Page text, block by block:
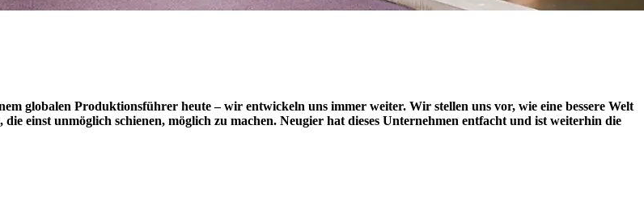
globalen Produktionsführer heute – wir entwickeln uns immer weiter. Wir stellen uns vor, wie eine bessere Welt
einst unmöglich schienen, möglich zu machen. Neugier hat dieses Unternehmen entfacht und ist weiterhin die